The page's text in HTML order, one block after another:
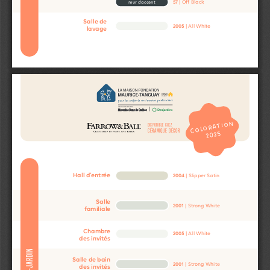
2005 | All White
Salle de
lavage
mur d’accent
DISPONIBLE CHEZ
CÉRAMIQUE DÉCOR COLORATION
2025
2001 | Strong White
2001 | Strong White
Salle
familiale
Chambre
des invités
2005 | All White
Salle de bain
des invités
Hall d’entrée 2004 | Slipper Satin